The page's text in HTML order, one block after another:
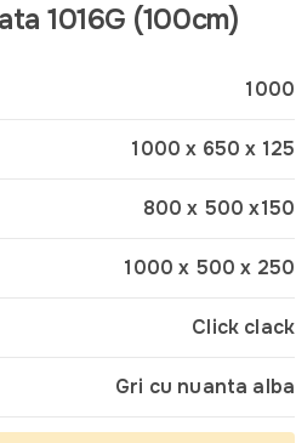
1016G (100cm)
1000
1000 x 650 x 125
800 x 500 x150
1000 x 500 x 250
Click clack
Gri cu nuanta alba